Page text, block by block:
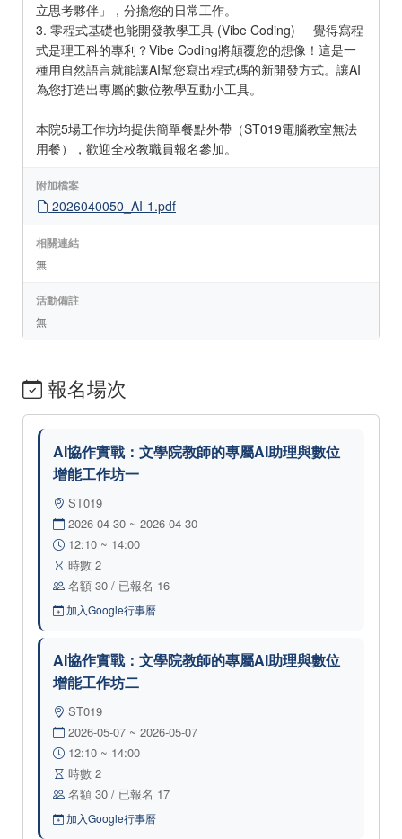
立思考夥伴」，分擔您的日常工作。
3. 零程式基礎也能開發教學工具 (Vibe Coding)──覺得寫程
式是理工科的專利？Vibe Coding將顛覆您的想像！這是一
種用自然語言就能讓AI幫您寫出程式碼的新開發方式。讓AI
為您打造出專屬的數位教學互動小工具。
本院5場工作坊均提供簡單餐點外帶（ST019電腦教室無法
用餐），歡迎全校教職員報名參加。
附加檔案
2026040050_AI-1.pdf
相關連結
無
活動備註
無
報名場次
AI協作實戰：文學院教師的專屬AI助理與數位
增能工作坊一
ST019
2026-04-30 ~ 2026-04-30
12:10 ~ 14:00
時數 2
名額 30 / 已報名 16
加入Google行事曆
AI協作實戰：文學院教師的專屬AI助理與數位
增能工作坊二
ST019
2026-05-07 ~ 2026-05-07
12:10 ~ 14:00
時數 2
名額 30 / 已報名 17
加入Google行事曆